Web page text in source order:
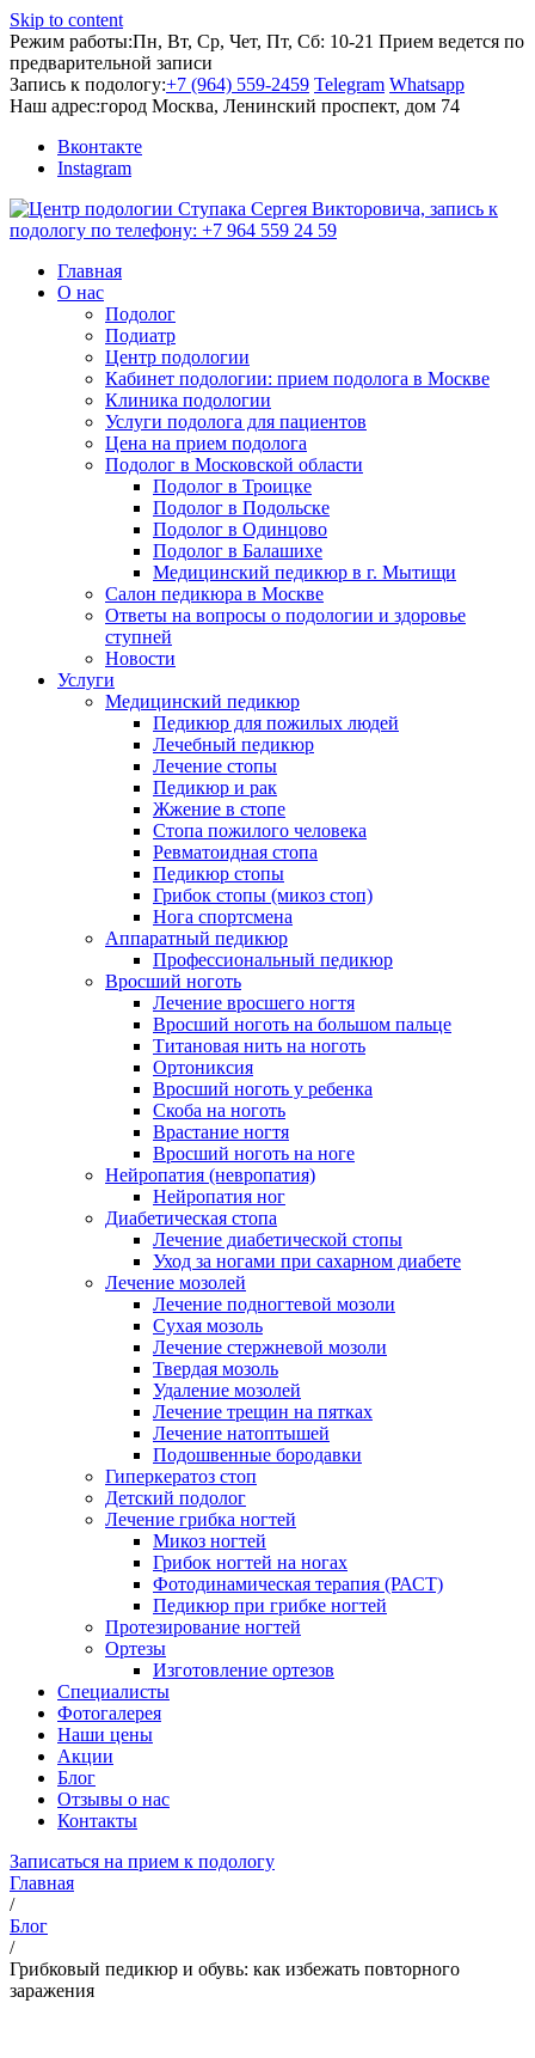
Skip to content
Режим работы:Пн, Вт, Ср, Чет, Пт, Сб: 10-21 Прием ведется по
предварительной записи
Запись к подологу:+7 (964) 559-2459 Telegram Whatsapp
Наш адрес:город Москва, Ленинский проспект, дом 74
Вконтакте
Instagram
Главная
О нас
Подолог
Подиатр
Центр подологии
Кабинет подологии: прием подолога в Москве
Клиника подологии
Услуги подолога для пациентов
Цена на прием подолога
Подолог в Московской области
Подолог в Троицке
Подолог в Подольске
Подолог в Одинцово
Подолог в Балашихе
Медицинский педикюр в г. Мытищи
Салон педикюра в Москве
Ответы на вопросы о подологии и здоровье
ступней
Новости
Услуги
Медицинский педикюр
Педикюр для пожилых людей
Лечебный педикюр
Лечение стопы
Педикюр и рак
Жжение в стопе
Стопа пожилого человека
Ревматоидная стопа
Педикюр стопы
Грибок стопы (микоз стоп)
Нога спортсмена
Аппаратный педикюр
Профессиональный педикюр
Вросший ноготь
Лечение вросшего ногтя
Вросший ноготь на большом пальце
Титановая нить на ноготь
Ортониксия
Вросший ноготь у ребенка
Скоба на ноготь
Врастание ногтя
Вросший ноготь на ноге
Нейропатия (невропатия)
Нейропатия ног
Диабетическая стопа
Лечение диабетической стопы
Уход за ногами при сахарном диабете
Лечение мозолей
Лечение подногтевой мозоли
Сухая мозоль
Лечение стержневой мозоли
Твердая мозоль
Удаление мозолей
Лечение трещин на пятках
Лечение натоптышей
Подошвенные бородавки
Гиперкератоз стоп
Детский подолог
Лечение грибка ногтей
Микоз ногтей
Грибок ногтей на ногах
Фотодинамическая терапия (РАСТ)
Педикюр при грибке ногтей
Протезирование ногтей
Ортезы
Изготовление ортезов
Специалисты
Фотогалерея
Наши цены
Акции
Блог
Отзывы о нас
Контакты
Записаться на прием к подологу
Главная
/
Блог
/
Грибковый педикюр и обувь: как избежать повторного
заражения